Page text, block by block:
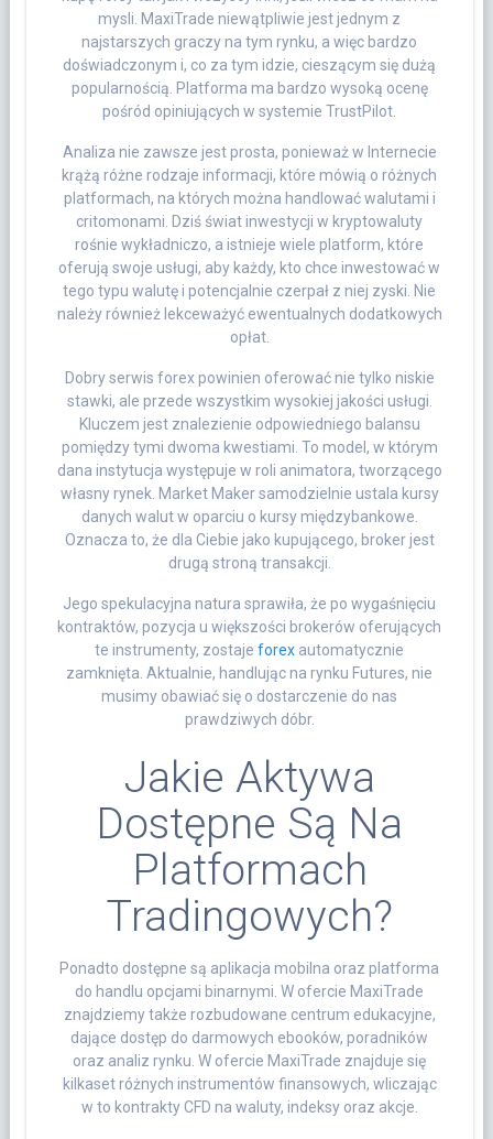
mysli. MaxiTrade niewątpliwie jest jednym z
najstarszych graczy na tym rynku, a więc bardzo
doświadczonym i, co za tym idzie, cieszącym się dużą
popularnością. Platforma ma bardzo wysoką ocenę
pośród opiniujących w systemie TrustPilot.
Analiza nie zawsze jest prosta, ponieważ w Internecie
krążą różne rodzaje informacji, które mówią o różnych
platformach, na których można handlować walutami i
critomonami. Dziś świat inwestycji w kryptowaluty
rośnie wykładniczo, a istnieje wiele platform, które
oferują swoje usługi, aby każdy, kto chce inwestować w
tego typu walutę i potencjalnie czerpał z niej zyski. Nie
należy również lekceważyć ewentualnych dodatkowych
opłat.
Dobry serwis forex powinien oferować nie tylko niskie
stawki, ale przede wszystkim wysokiej jakości usługi.
Kluczem jest znalezienie odpowiedniego balansu
pomiędzy tymi dwoma kwestiami. To model, w którym
dana instytucja występuje w roli animatora, tworzącego
własny rynek. Market Maker samodzielnie ustala kursy
danych walut w oparciu o kursy międzybankowe.
Oznacza to, że dla Ciebie jako kupującego, broker jest
drugą stroną transakcji.
Jego spekulacyjna natura sprawiła, że po wygaśnięciu
kontraktów, pozycja u większości brokerów oferujących
te instrumenty, zostajeforex automatycznie
zamknięta. Aktualnie, handlując na rynku Futures, nie
musimy obawiać się o dostarczenie do nas
prawdziwych dóbr.
Jakie Aktywa
Dostępne Są Na
Platformach
Tradingowych?
Ponadto dostępne są aplikacja mobilna oraz platforma
do handlu opcjami binarnymi. W ofercie MaxiTrade
znajdziemy także rozbudowane centrum edukacyjne,
dające dostęp do darmowych ebooków, poradników
oraz analiz rynku. W ofercie MaxiTrade znajduje się
kilkaset różnych instrumentów finansowych, wliczając
w to kontrakty CFD na waluty, indeksy oraz akcje.